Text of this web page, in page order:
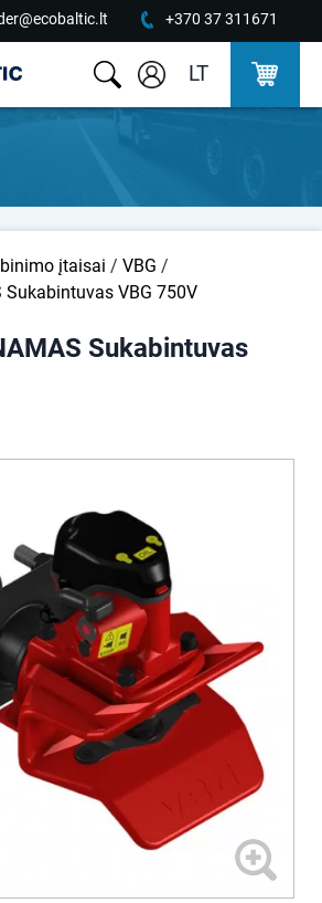
+370 37 311671
LT
įtaisai / VBG /
Sukabintuvas VBG 750V
Sukabintuvas